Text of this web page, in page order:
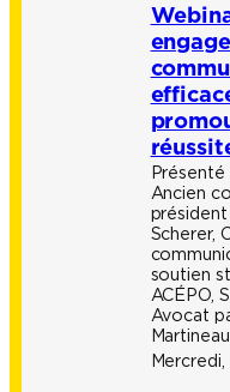
Présenté
Ancien
président
Scherer,
soutien
ACÉPO,
Avocat